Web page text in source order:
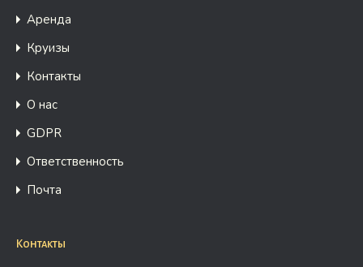
Аренда
Круизы
Контакты
О нас
GDPR
Ответственность
Почта
Контакты